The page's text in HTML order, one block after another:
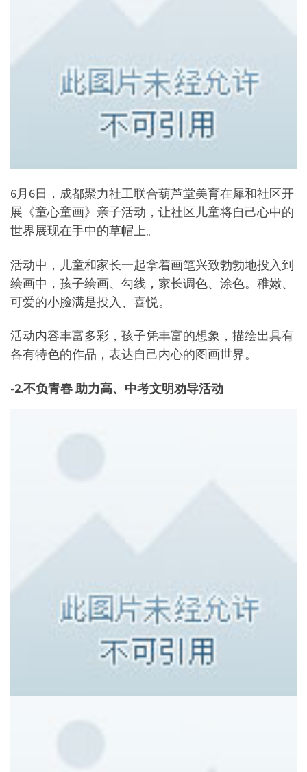
6月6日，成都聚力社工联合葫芦堂美育在犀和社区开
展《童心童画》亲子活动，让社区儿童将自己心中的
世界展现在手中的草帽上。
活动中，儿童和家长一起拿着画笔兴致勃勃地投入到
绘画中，孩子绘画、勾线，家长调色、涂色。稚嫩、
可爱的小脸满是投入、喜悦。
活动内容丰富多彩，孩子凭丰富的想象，描绘出具有
各有特色的作品，表达自己内心的图画世界。
-2.不负青春 助力高、中考文明劝导活动